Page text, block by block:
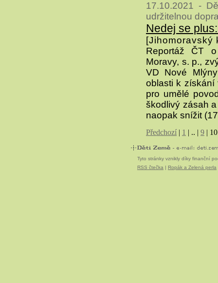
17.10.2021 -
udržitelnou
Nedej se
[Jihomoravský
Reportáž ČT
Moravy, s. p.,
VD Nové
oblasti k získání
pro umělé
škodlivý zásah
naopak snížit
Předchozí | 1 | .. | 9 | 10
Tyto stránky vznikly díky finanční
RSS čtečka | Ropák a Zelená perla